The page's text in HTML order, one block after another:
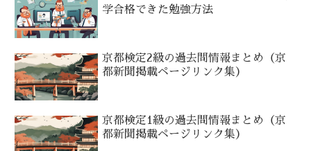
学合格できた勉強方法
京都検定2級の過去問情報まとめ（京
都新聞掲載ページリンク集）
京都検定1級の過去問情報まとめ（京
都新聞掲載ページリンク集）